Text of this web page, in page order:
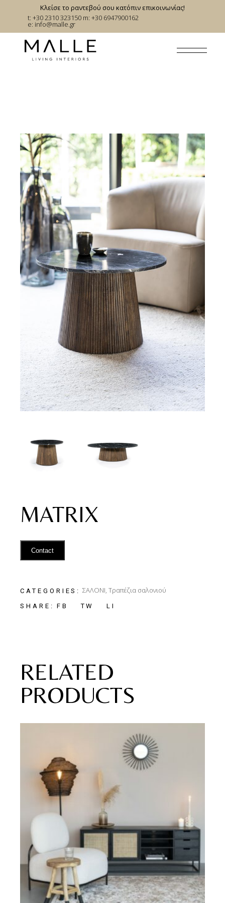
t: +30 2310 323150 m: +30 6947900162
e: info@malle.gr
Κλείσε το ραντεβού σου κατόπιν επικοινωνίας!
MATRIX
Contact
CATEGORIES: ΣΑΛΟΝΙ,Τραπέζια σαλονιού
SHARE: FB TW LI
RELATED
PRODUCTS